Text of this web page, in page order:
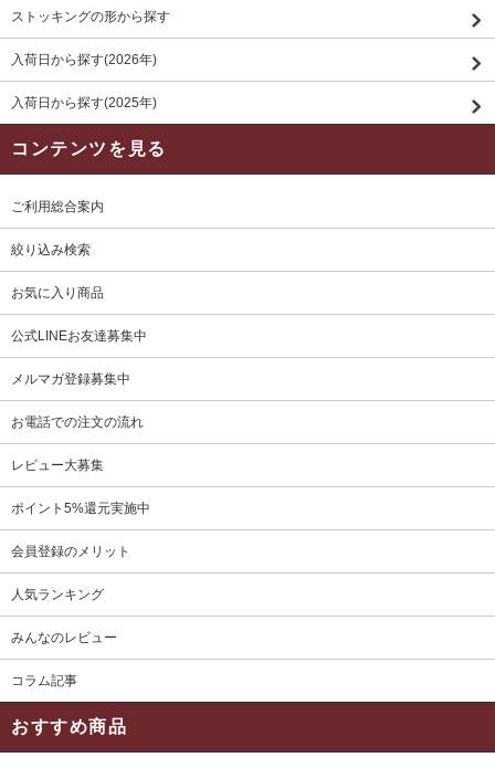
ストッキングの形から探す
入荷日から探す(2026年)
入荷日から探す(2025年)
コンテンツを見る
ご利用総合案内
絞り込み検索
お気に入り商品
公式LINEお友達募集中
メルマガ登録募集中
お電話での注文の流れ
レビュー大募集
ポイント5%還元実施中
会員登録のメリット
人気ランキング
みんなのレビュー
コラム記事
おすすめ商品